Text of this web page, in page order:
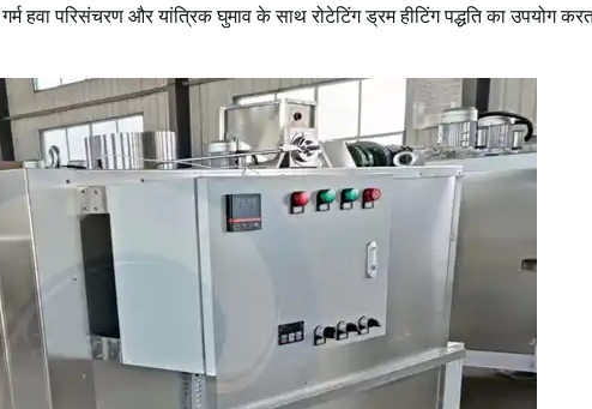
हवा परिसंचरण और यांत्रिक घुमाव के साथ रोटेटिंग ड्रम हीटिंग पद्धति का उपयोग